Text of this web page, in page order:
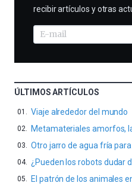
recibir artículos y otras
ÚLTIMOS ARTÍCULOS
Viaje alrededor del mundo
Metamateriales amorfos,
Otro jarro de agua fría
¿Pueden los robots dudar
El patrón de los animales